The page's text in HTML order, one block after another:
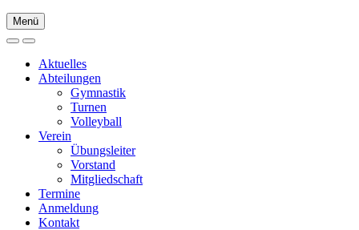
Menü
Aktuelles
Abteilungen
Gymnastik
Turnen
Volleyball
Verein
Übungsleiter
Vorstand
Mitgliedschaft
Termine
Anmeldung
Kontakt